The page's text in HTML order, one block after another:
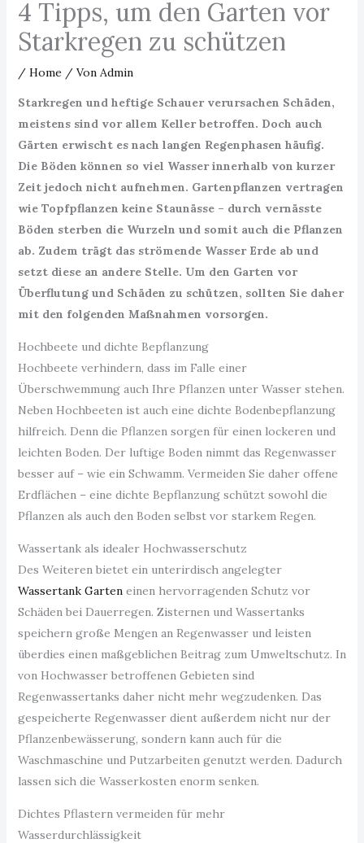
4 Tipps, um den Garten vor
Starkregen zu schützen
/ Home/ Von Admin
Starkregen und heftige Schauer verursachen Schäden,
meistens sind vor allem Keller betroffen. Doch auch
Gärten erwischt es nach langen Regenphasen häufig.
Die Böden können so viel Wasser innerhalb von kurzer
Zeit jedoch nicht aufnehmen. Gartenpflanzen vertragen
wie Topfpflanzen keine Staunässe – durch vernässte
Böden sterben die Wurzeln und somit auch die Pflanzen
ab. Zudem trägt das strömende Wasser Erde ab und
setzt diese an andere Stelle. Um den Garten vor
Überflutung und Schäden zu schützen, sollten Sie daher
mit den folgenden Maßnahmen vorsorgen.
Hochbeete und dichte Bepflanzung
Hochbeete verhindern, dass im Falle einer
Überschwemmung auch Ihre Pflanzen unter Wasser stehen.
Neben Hochbeeten ist auch eine dichte Bodenbepflanzung
hilfreich. Denn die Pflanzen sorgen für einen lockeren und
leichten Boden. Der luftige Boden nimmt das Regenwasser
besser auf – wie ein Schwamm. Vermeiden Sie daher offene
Erdflächen – eine dichte Bepflanzung schützt sowohl die
Pflanzen als auch den Boden selbst vor starkem Regen.
Wassertank als idealer Hochwasserschutz
Des Weiteren bietet ein unterirdisch angelegter
Wassertank Garteneinen hervorragenden Schutz vor
Schäden bei Dauerregen. Zisternen und Wassertanks
speichern große Mengen an Regenwasser und leisten
überdies einen maßgeblichen Beitrag zum Umweltschutz. In
von Hochwasser betroffenen Gebieten sind
Regenwassertanks daher nicht mehr wegzudenken. Das
gespeicherte Regenwasser dient außerdem nicht nur der
Pflanzenbewässerung, sondern kann auch für die
Waschmaschine und Putzarbeiten genutzt werden. Dadurch
lassen sich die Wasserkosten enorm senken.
Dichtes Pflastern vermeiden für mehr
Wasserdurchlässigkeit